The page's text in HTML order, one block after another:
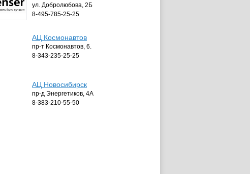
ул. Добролюбова, 2Б
8-495-785-25-25
АЦ Космонавтов
пр-т Космонавтов, 6.
8-343-235-25-25
АЦ Новосибирск
пр-д Энергетиков, 4А
8-383-210-55-50